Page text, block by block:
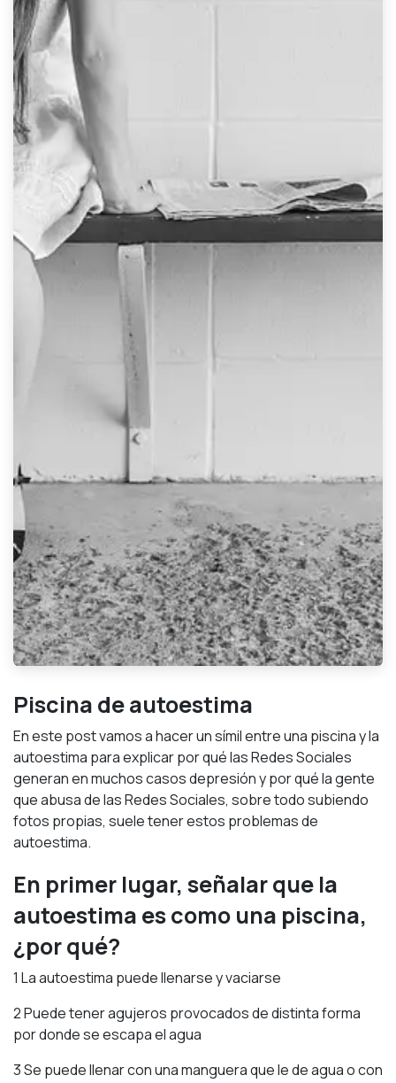
Piscina de autoestima
En este post vamos a hacer un símil entre una piscina y la
autoestima para explicar por qué las Redes Sociales
generan en muchos casos depresión y por qué la gente
que abusa de las Redes Sociales, sobre todo subiendo
fotos propias, suele tener estos problemas de
autoestima.
En primer lugar, señalar que la
autoestima es como una piscina,
¿por qué?
1 La autoestima puede llenarse y vaciarse
2 Puede tener agujeros provocados de distinta forma
por donde se escapa el agua
3 Se puede llenar con una manguera que le de agua o con